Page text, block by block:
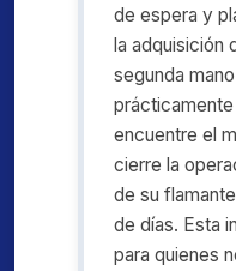
de espera y
la adquisición
segunda
encuentre el
cierre la
de su
de días. Esta
para quienes